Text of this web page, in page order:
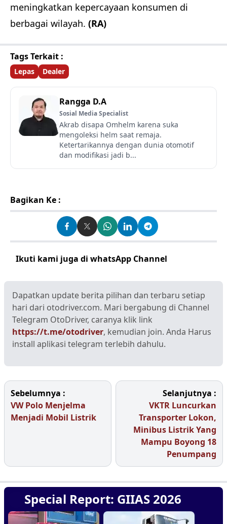
meningkatkan kepercayaan konsumen di
berbagai wilayah. (RA)
Tags Terkait :
Lepas Dealer
Rangga D.A
Sosial Media Specialist
Akrab disapa Omhelm karena suka
mengoleksi helm saat remaja.
Ketertarikannya dengan dunia otomotif
dan modifikasi jadi b...
Bagikan Ke :
Ikuti kami juga di whatsApp Channel
Dapatkan update berita pilihan dan terbaru setiap
hari dari otodriver.com. Mari bergabung di Channel
Telegram OtoDriver, caranya klik link
https://t.me/otodriver, kemudian join. Anda Harus
install aplikasi telegram terlebih dahulu.
Sebelumnya :
VW Polo Menjelma
Menjadi Mobil Listrik
Selanjutnya :
VKTR Luncurkan
Transporter Lokon,
Minibus Listrik Yang
Mampu Boyong 18
Penumpang
Special Report: GIIAS 2026